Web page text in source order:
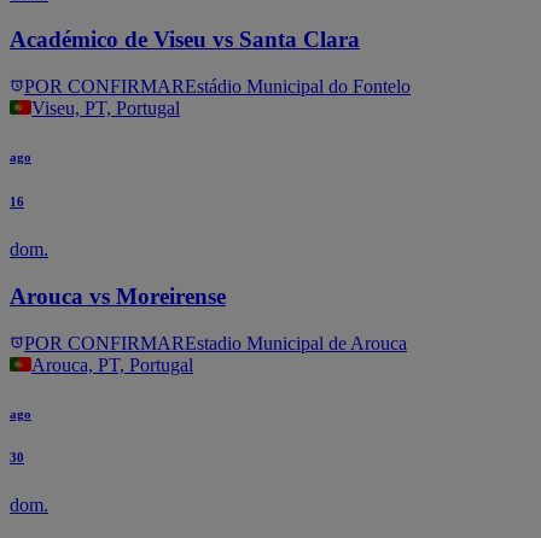
Académico de Viseu vs Santa Clara
POR CONFIRMAREstádio Municipal do Fontelo
Viseu, PT, Portugal
ago
16
dom.
Arouca vs Moreirense
POR CONFIRMAREstadio Municipal de Arouca
Arouca, PT, Portugal
ago
30
dom.